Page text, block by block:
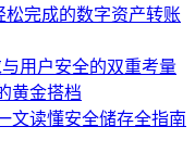
松完成的数字资产转账
用户安全的双重考量
黄金搭档
文读懂安全储存全指南